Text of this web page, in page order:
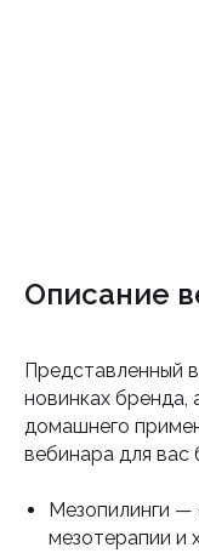
Описание
Представленный
новинках бренда,
домашнего
вебинара для
Мезопилинги —
мезотерапии и